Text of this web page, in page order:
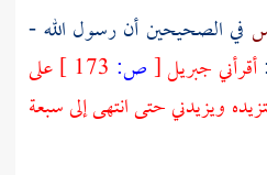
في الصحيحين أن رسول الله -
أقرأنيجبريل[ص:
على
ويزيدني حتى انتهى إلى سبعة